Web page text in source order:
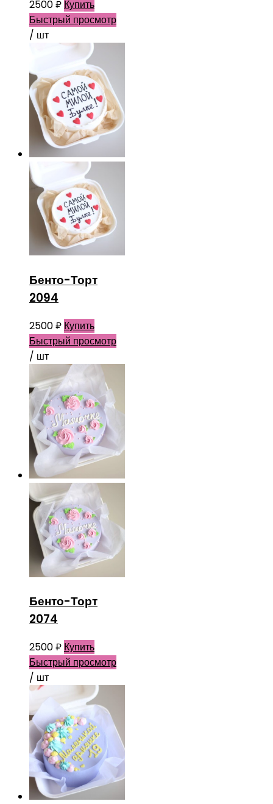
2500₽ Купить
Быстрый просмотр
/ шт
Бенто-Торт
2094
2500₽ Купить
Быстрый просмотр
/ шт
Бенто-Торт
2074
2500₽ Купить
Быстрый просмотр
/ шт